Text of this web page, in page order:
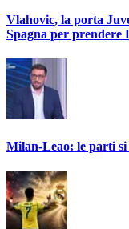
Vlahovic, la porta
Spagna per prendere
Milan-Leao: le parti